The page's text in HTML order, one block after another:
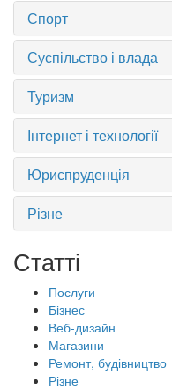
Спорт
Суспільство і влада
Туризм
Інтернет і технології
Юриспруденція
Різне
Статті
Послуги
Бізнес
Веб-дизайн
Магазини
Ремонт, будівництво
Різне